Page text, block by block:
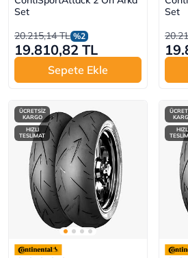
Set
20.215,14 TL %2
19.810,82 TL
Sepete Ekle
Set
ÜCRETSİZ
KARGO
HIZLI
TESLİMAT